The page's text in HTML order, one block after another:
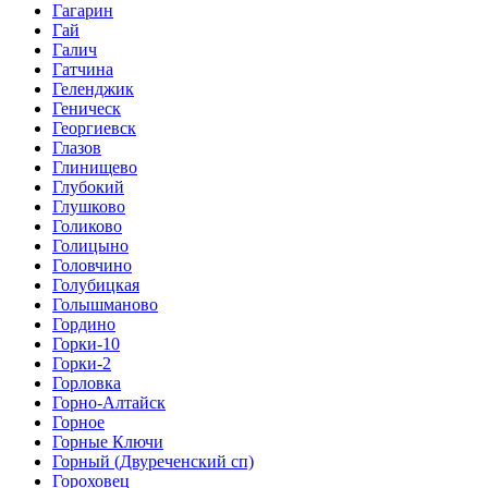
Гагарин
Гай
Галич
Гатчина
Геленджик
Геническ
Георгиевск
Глазов
Глинищево
Глубокий
Глушково
Голиково
Голицыно
Головчино
Голубицкая
Голышманово
Гордино
Горки-10
Горки-2
Горловка
Горно-Алтайск
Горное
Горные Ключи
Горный (Двуреченский сп)
Гороховец